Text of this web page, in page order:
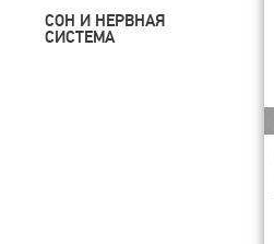
СОН И НЕРВНАЯ
СИСТЕМА